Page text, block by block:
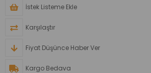
İstek Listeme Ekle
Karşılaştır
Fiyat Düşünce Haber Ver
Kargo Bedava